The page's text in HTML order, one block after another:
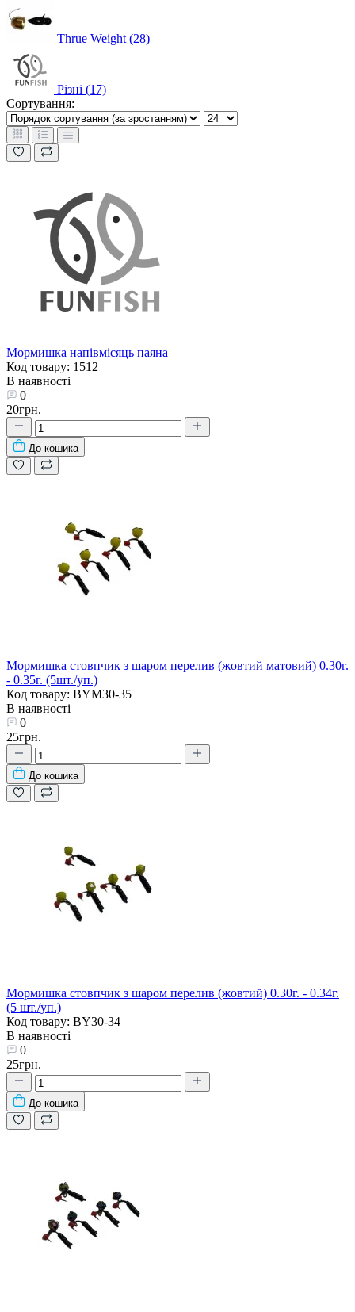
Thrue Weight (28)
Різні (17)
Сортування:
Мормишка напівмісяць паяна
Код товару: 1512
В наявності
0
20грн.
До кошика
Мормишка стовпчик з шаром перелив (жовтий матовий) 0.30г.
- 0.35г. (5шт./уп.)
Код товару: BYM30-35
В наявності
0
25грн.
До кошика
Мормишка стовпчик з шаром перелив (жовтий) 0.30г. - 0.34г.
(5 шт./уп.)
Код товару: BY30-34
В наявності
0
25грн.
До кошика